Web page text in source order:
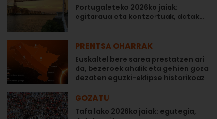
Portugaleteko 2026ko jaiak:
egitaraua eta kontzertuak, datak...
PRENTSA OHARRAK
Euskaltel bere sarea prestatzen ari
da, bezeroek ahalik eta gehien goza
dezaten eguzki-eklipse historikoaz
GOZATU
Tafallako 2026ko jaiak: egutegia,